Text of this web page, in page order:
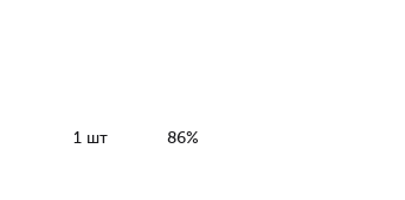
1 шт 86%